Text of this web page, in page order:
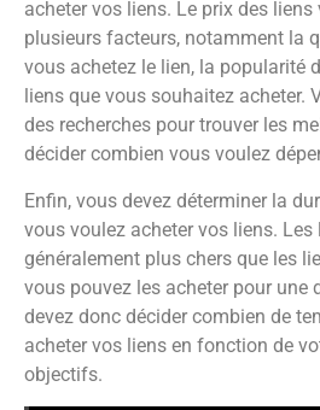
acheter vos liens. Le prix des
plusieurs facteurs, notamment la
vous achetez le lien, la popularité
liens que vous souhaitez acheter.
des recherches pour trouver les
décider combien vous voulez
Enfin, vous devez déterminer la
vous voulez acheter vos liens.
généralement plus chers que les
vous pouvez les acheter pour une
devez donc décider combien de
acheter vos liens en fonction de
objectifs.